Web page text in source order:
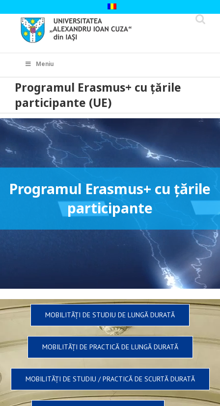
to
content
Meniu
Programul Erasmus+ cu țările
participante (UE)
Programul Erasmus+ cu țările
participante
MOBILITĂȚI DE STUDIU DE LUNGĂ DURATĂ
MOBILITĂȚI DE PRACTICĂ DE LUNGĂ DURATĂ
MOBILITĂȚI DE STUDIU / PRACTICĂ DE SCURTĂ DURATĂ